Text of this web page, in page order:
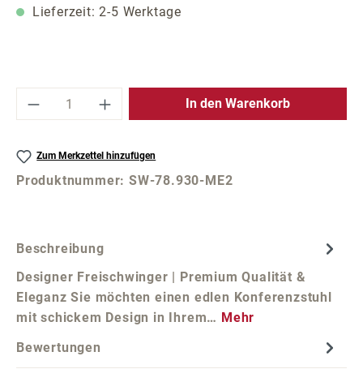
Lieferzeit: 2-5 Werktage
Produkt Anzahl: Gib den gewünschten
In den Warenkorb
Zum Merkzettel hinzufügen
Produktnummer:SW-78.930-ME2
Beschreibung
Designer Freischwinger | Premium Qualität &
Eleganz Sie möchten einen edlen Konferenzstuhl
mit schickem Design in Ihrem… Mehr
Bewertungen